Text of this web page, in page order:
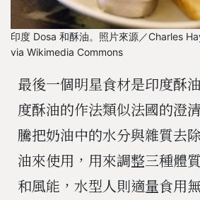
印度 Dosa 和酥油。照片來源／Charles
via Wikimedia Commons
最後一個明星食材是印度酥
度酥油的作法類似法國的澄
騰把奶油中的水分與雜質去
油來使用，用來調整三種體
和風能，水型人則適量食用